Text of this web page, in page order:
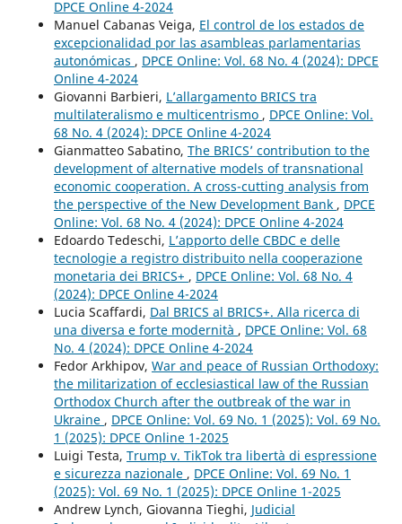
DPCE Online 4-2024
Manuel Cabanas Veiga, El control de los estados de
excepcionalidad por las asambleas parlamentarias
autonómicas , DPCE Online: Vol. 68 No. 4 (2024): DPCE
Online 4-2024
Giovanni Barbieri, L’allargamento BRICS tra
multilateralismo e multicentrismo , DPCE Online: Vol.
68 No. 4 (2024): DPCE Online 4-2024
Gianmatteo Sabatino, The BRICS’ contribution to the
development of alternative models of transnational
economic cooperation. A cross-cutting analysis from
the perspective of the New Development Bank , DPCE
Online: Vol. 68 No. 4 (2024): DPCE Online 4-2024
Edoardo Tedeschi, L’apporto delle CBDC e delle
tecnologie a registro distribuito nella cooperazione
monetaria dei BRICS+ , DPCE Online: Vol. 68 No. 4
(2024): DPCE Online 4-2024
Lucia Scaffardi, Dal BRICS al BRICS+. Alla ricerca di
una diversa e forte modernità , DPCE Online: Vol. 68
No. 4 (2024): DPCE Online 4-2024
Fedor Arkhipov, War and peace of Russian Orthodoxy:
the militarization of ecclesiastical law of the Russian
Orthodox Church after the outbreak of the war in
Ukraine , DPCE Online: Vol. 69 No. 1 (2025): Vol. 69 No.
1 (2025): DPCE Online 1-2025
Luigi Testa, Trump v. TikTok tra libertà di espressione
e sicurezza nazionale , DPCE Online: Vol. 69 No. 1
(2025): Vol. 69 No. 1 (2025): DPCE Online 1-2025
Andrew Lynch, Giovanna Tieghi, Judicial